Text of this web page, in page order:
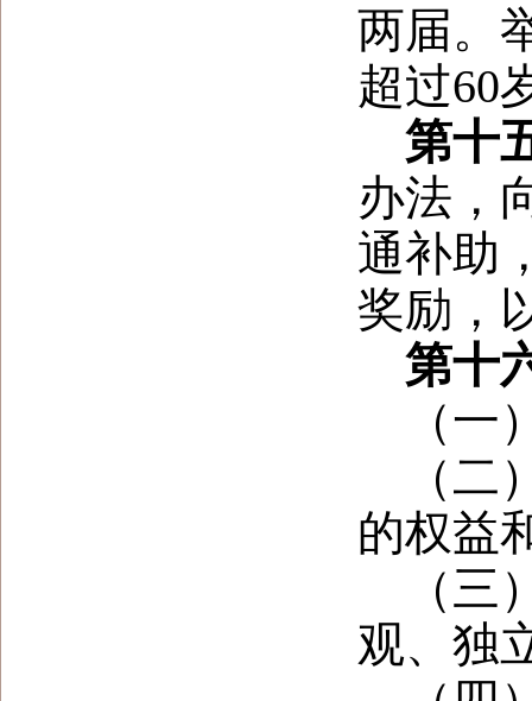
两届。
超过60
第十
办法，
通补助
奖励，
第十
（
（
的权益
（
观、独